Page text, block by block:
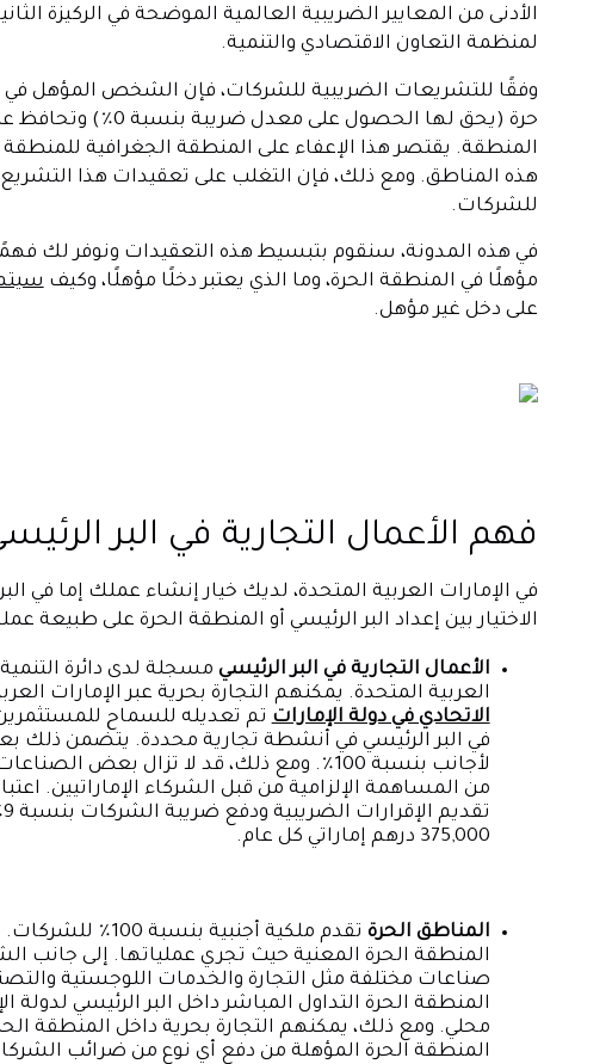
لمنظمة التعاون الاقتصادي والتنمية.
حرة (يحق لها الحصول
المنطقة. يقتصر هذا الإعفاء على المنطقة الجغرافية
هذه المناطق. ومع ذلك، فإن التغلب على تعقيدات هذا
للشركات.
مؤهلًا في المنطقة الحرة، وما الذي يعتبر دخلًا مؤهلًا، وكيف
على دخل غير مؤهل.
فهم الأعمال التجارية في البر
الاختيار بين إعداد البر الرئيسي أو المنطقة الحرة على
الأعمال التجارية في البر الرئيسي
العربية المتحدة. يمكنهم التجارة بحرية عبر الإمارات
الاتحادي في دولة الإمارات
في البر الرئيسي في أنشطة تجارية محددة. يتضمن ذلك
لأجانب بنسبة 100٪. ومع ذلك، قد لا تزال بعض
375,000 درهم إماراتي كل عام.
المناطق الحرة
تقدم ملكية
المنطقة الحرة المعنية حيث تجري عملياتها. إلى جانب
صناعات مختلفة مثل التجارة والخدمات اللوجستية
المنطقة الحرة التداول المباشر داخل البر الرئيسي
محلي. ومع ذلك، يمكنهم التجارة بحرية داخل المنطقة
المنطقة الحرة المؤهلة من دفع أي نوع من ضرائب